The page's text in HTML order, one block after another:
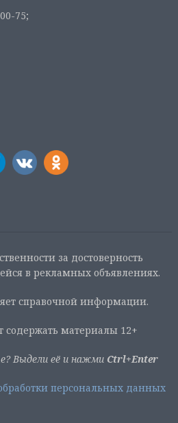
75;
за достоверность
в рекламных объявлениях.
справочной информации.
содержать материалы 12+
Выдели её и нажми Ctrl+Enter
персональных данных